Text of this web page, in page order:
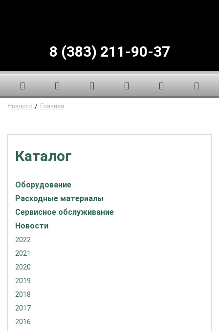
8 (383) 211-90-37
Новости / Главная
Каталог
Оборудование
Расходные материалы
Сервисное обслуживание
Новости
2022
2021
2020
2019
2018
2017
2016